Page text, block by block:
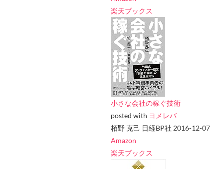
楽天ブックス
小さな会社の稼ぐ技術
posted with ヨメレバ
栢野 克己 日経BP社 2016-12-07
Amazon
楽天ブックス